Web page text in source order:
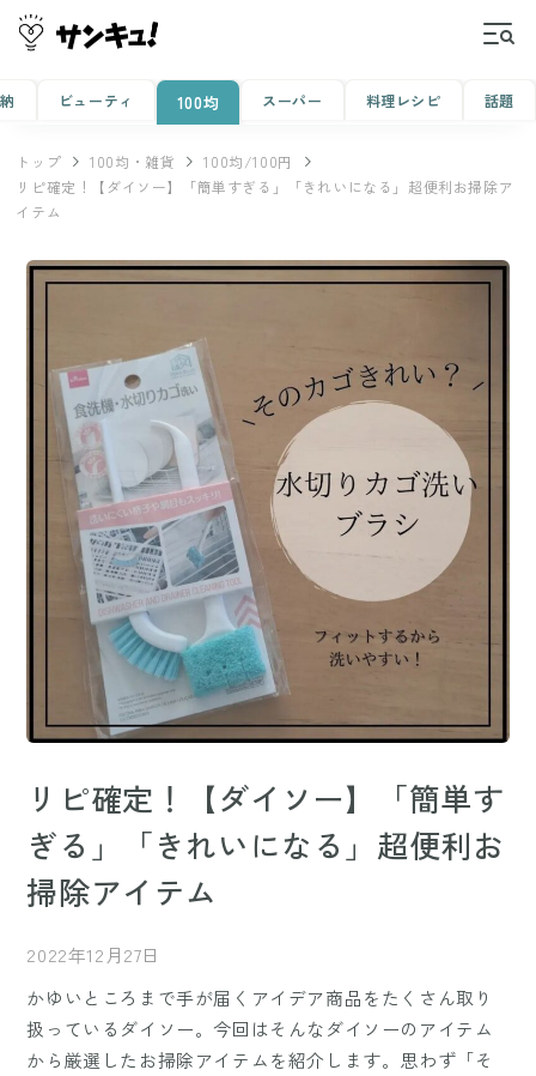
ビューティ 100均 スーパー 料理レシピ 話題
トップ 100均・雑貨
100均/100円
リピ確定！【ダイソー】「簡単すぎる」「きれいになる」超便利お掃除ア
イテム
リピ確定！【ダイソー】「簡単す
ぎる」「きれいになる」超便利お
掃除アイテム
2022年12月27日
かゆいところまで手が届くアイデア商品をたくさん取り
扱っているダイソー。今回はそんなダイソーのアイテム
から厳選したお掃除アイテムを紹介します。思わず「そ